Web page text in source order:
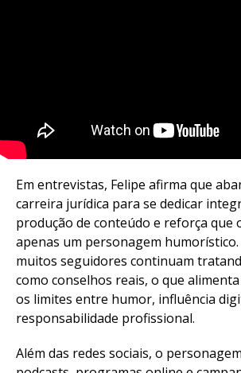
Em entrevistas, Felipe afirma que
carreira jurídica para se dedicar
produção de conteúdo e reforça que
apenas um personagem humorístico.
muitos seguidores continuam
como conselhos reais, o que
os limites entre humor, influência
responsabilidade profissional.
Além das redes sociais, o